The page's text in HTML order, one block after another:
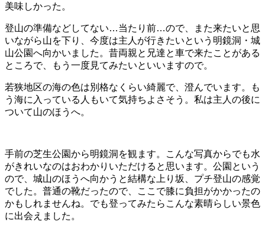
美味しかった。
登山の準備などしてない…当たり前…ので、また来たいと思
いながら山を下り、今度は主人が行きたいという明鏡洞・城
山公園へ向かいました。昔両親と兄達と車で来たことがある
ところで、もう一度見てみたいといいますので。
若狭地区の海の色は別格なくらい綺麗で、澄んでいます。も
う海に入っている人もいて気持ちよさそう。私は主人の後に
ついて山のほうへ。
手前の芝生公園から明鏡洞を観ます。こんな写真からでも水
がきれいなのはおわかりいただけると思います。公園という
ので、城山のほうへ向かうと結構な上り坂、プチ登山の感覚
でした。普通の靴だったので、ここで膝に負担がかかったの
かもしれませんね。でも登ってみたらこんな素晴らしい景色
に出会えました。